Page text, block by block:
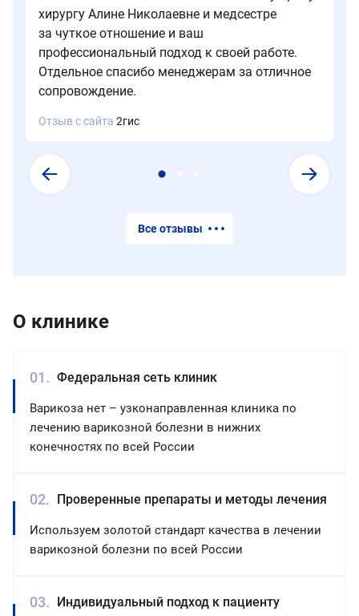
хирургу Алине Николаевне и медсестре
за чуткое отношение и ваш
профессиональный подход к своей работе.
Отдельное спасибо менеджерам за отличное
сопровождение.
Отзыв с сайта 2гис
Все отзывы
О клинике
Федеральная сеть клиник
Варикоза нет – узконаправленная клиника по
лечению варикозной болезни в нижних
конечностях по всей России
Проверенные препараты и методы лечения
Используем золотой стандарт качества в лечении
варикозной болезни по всей России
Индивидуальный подход к пациенту